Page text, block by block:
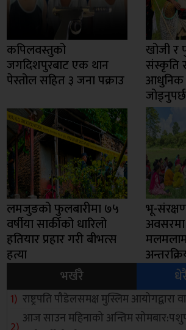
कपिलवस्तुको
जगदिशपुरबाट एक थान
पेस्तोल सहित ३ जना पक्राउ
खोजी र
संस्कृति
आधुनिक
लमजुङको फुलबारीमा ७५
वर्षीया सार्कीको धारिलो
हतियार प्रहार गरी बीभत्स
हत्या
भू-
भर्खरै
राष्ट्रपति पौडेलसमक्ष मुस्लिम आयोगद्वारा
आज साउन महिनाको अन्तिम